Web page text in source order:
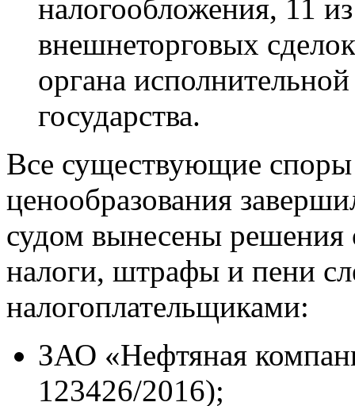
налогообложения, 11
внешнеторговых
органа
государства.
Все существующие споры
ценообразования
судом вынесены решения
налоги, штрафы и пени
налогоплательщиками:
ЗАО «Нефтяная
123426/2016);